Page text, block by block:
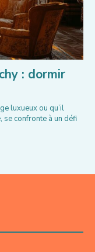
: dormir
luxueux ou qu’il
se confronte à un défi